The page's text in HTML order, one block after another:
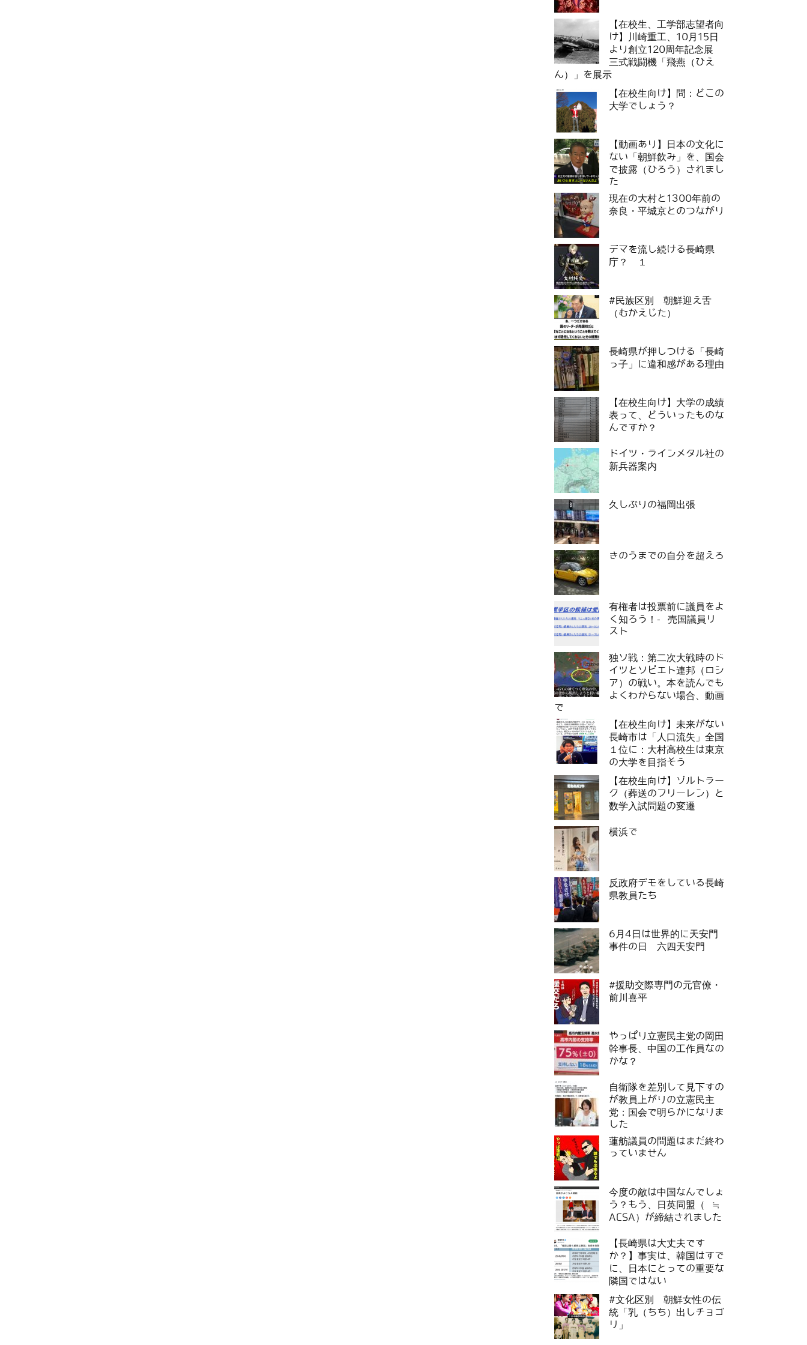
【在校生、工学部志望者向
け】川崎重工、10月15日
より創立120周年記念展
三式戦闘機「飛燕（ひえ
ん）」を展示
【在校生向け】問：どこの
大学でしょう？
【動画あり】日本の文化に
ない「朝鮮飲み」を、国会
で披露（ひろう）されまし
た
現在の大村と1300年前の
奈良・平城京とのつながり
デマを流し続ける長崎県
庁？ １
#民族区別 朝鮮迎え舌
（むかえじた）
長崎県が押しつける「長崎
っ子」に違和感がある理由
【在校生向け】大学の成績
表って、どういったものな
んですか？
ドイツ・ラインメタル社の
新兵器案内
久しぶりの福岡出張
きのうまでの自分を超えろ
有権者は投票前に議員をよ
く知ろう！- 売国議員リ
スト
独ソ戦：第二次大戦時のド
イツとソビエト連邦（ロシ
ア）の戦い。本を読んでも
よくわからない場合、動画
で
【在校生向け】未来がない
長崎市は「人口流失」全国
１位に：大村高校生は東京
の大学を目指そう
【在校生向け】ゾルトラー
ク（葬送のフリーレン）と
数学入試問題の変遷
横浜で
反政府デモをしている長崎
県教員たち
6月4日は世界的に天安門
事件の日 六四天安門
#援助交際専門の元官僚・
前川喜平
やっぱり立憲民主党の岡田
幹事長、中国の工作員なの
かな？
自衛隊を差別して見下すの
が教員上がりの立憲民主
党：国会で明らかになりま
した
蓮舫議員の問題はまだ終わ
っていません
今度の敵は中国なんでしょ
う？もう、日英同盟（ ≒
ACSA）が締結されました
【長崎県は大丈夫です
か？】事実は、韓国はすで
に、日本にとっての重要な
隣国ではない
#文化区別 朝鮮女性の伝
統「乳（ちち）出しチョゴ
リ」